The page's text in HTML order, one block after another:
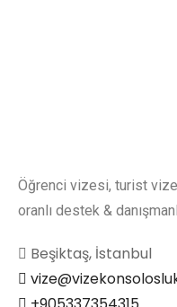
Öğrenci vizesi, turist
oranlı destek &
Beşiktaş, İstanbul